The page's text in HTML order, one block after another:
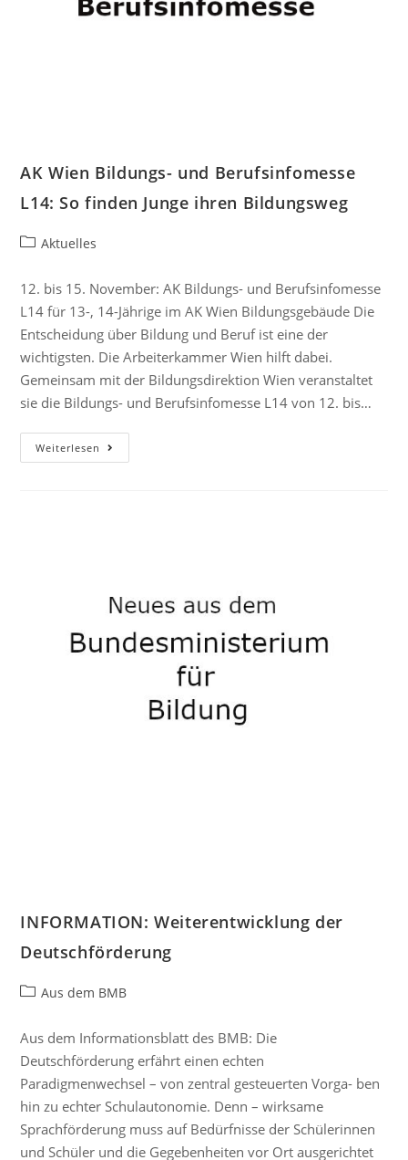
AK Wien Bildungs- und Berufsinfomesse
L14: So finden Junge ihren Bildungsweg
Aktuelles
12. bis 15. November: AK Bildungs- und Berufsinfomesse
L14 für 13-, 14-Jährige im AK Wien Bildungsgebäude Die
Entscheidung über Bildung und Beruf ist eine der
wichtigsten. Die Arbeiterkammer Wien hilft dabei.
Gemeinsam mit der Bildungsdirektion Wien veranstaltet
sie die Bildungs- und Berufsinfomesse L14 von 12. bis…
Weiterlesen
INFORMATION: Weiterentwicklung der
Deutschförderung
Aus dem BMB
Aus dem Informationsblatt des BMB: Die
Deutschförderung erfährt einen echten
Paradigmenwechsel – von zentral gesteuerten Vorga- ben
hin zu echter Schulautonomie. Denn – wirksame
Sprachförderung muss auf Bedürfnisse der Schülerinnen
und Schüler und die Gegebenheiten vor Ort ausgerichtet